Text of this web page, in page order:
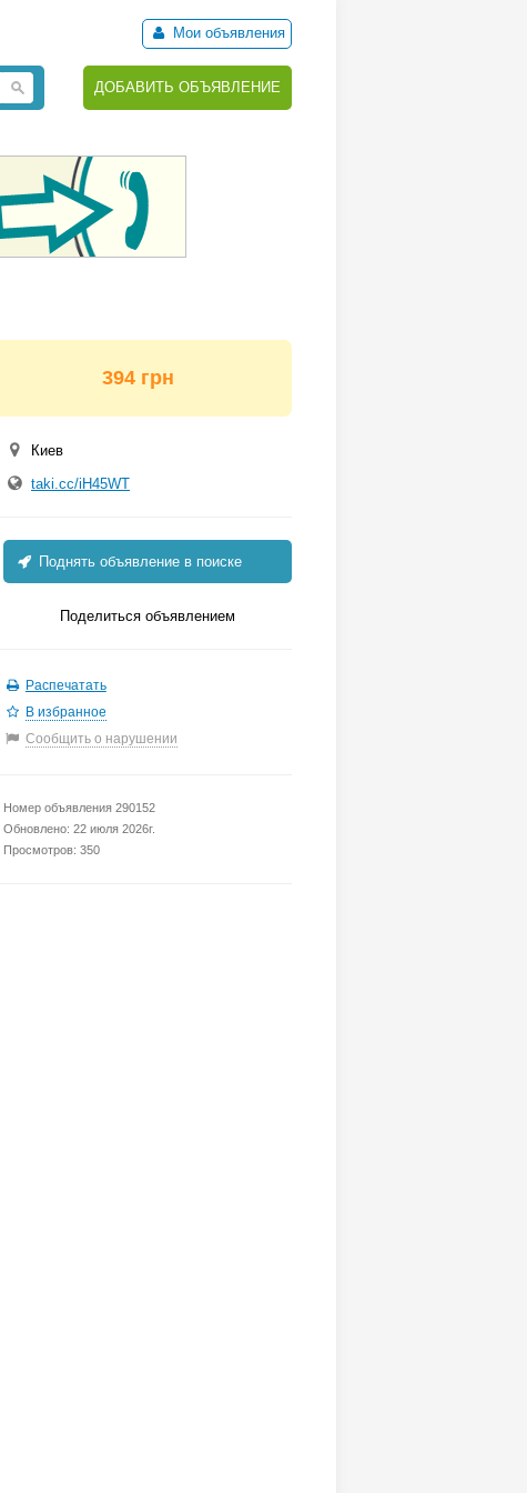
Мои объявления
ДОБАВИТЬ ОБЪЯВЛЕНИЕ
394 грн
Киев
taki.cc/iH45WT
Поднять объявление в поиске
Поделиться объявлением
Распечатать
В избранное
Сообщить о нарушении
Номер объявления 290152
Обновлено: 22 июля 2026г.
Просмотров: 350